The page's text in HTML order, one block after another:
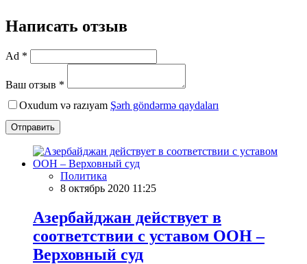
Написать отзыв
Ad *
Ваш отзыв *
Oxudum və razıyam Şərh göndərmə qaydaları
Отправить
Политика
8 октябрь 2020 11:25
Азербайджан действует в
соответствии с уставом ООН –
Верховный суд